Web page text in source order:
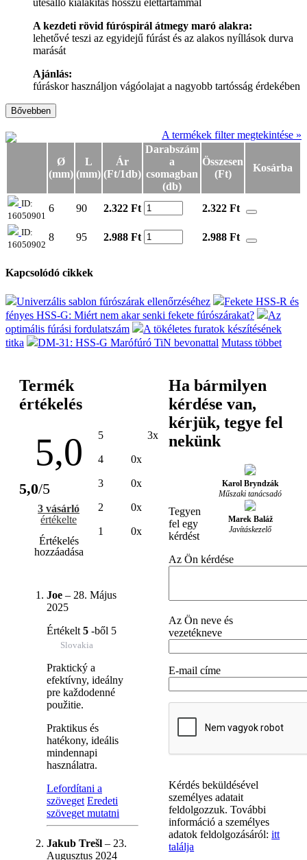
ütésálló kialakítás hosszú élettartammal
A kezdeti rövid fúróspirál átmegy maró alakra:
lehetővé teszi az egyidejű fúrást és az alakos nyíllások durva
marását
Ajánlás:
fúráskor használjon vágóolajat a nagyobb tartósság érdekében
Bővebben
A termékek filter megtekintése »
Ø
(mm)
L
(mm)
Ár
(Ft/1db)
Darabszám
a
csomagban
(db)
Összesen
(Ft)
Kosárba
ID:
16050901
6 90 2.322 Ft 2.322 Ft
ID:
16050902
8 95 2.988 Ft 2.988 Ft
Kapcsolódó cikkek
Univerzális sablon fúrószárak ellenőrzéséhez
Fekete HSS-R és
fényes HSS-G: Miért nem akar senki fekete fúrószárakat?
Az
optimális fúrási fordulatszám
A tökéletes furatok készítésének
titka
DM-31: HSS-G Marófúró TiN bevonattal Mutass többet
Termék
értékelés
5,0
5,0/5
3 vásárló
értékelte
Értékelés
hozzáadása
5 3x
4 0x
3 0x
2 0x
1 0x
Joe – 28. Május
2025
Értékelt5 -ből 5
Slovakia
Praktický a
efektívny, ideálny
pre každodenné
použitie.
Praktikus és
hatékony, ideális
mindennapi
használatra.
Lefordítani a
szöveget Eredeti
szöveget mutatni
Jakub Trešl – 23.
Augusztus 2024
Ha bármilyen
kérdése van,
kérjük, tegye fel
nekünk
Karol Bryndzák
Műszaki tanácsadó
Marek Baláž
Javításkezelő
Tegyen
fel egy
kérdést
Az Ön kérdése
Az Ön neve és
vezetékneve
E-mail címe
Kérdés beküldésével
személyes adatait
feldolgozzuk. További
információ a személyes
adatok feldolgozásáról:itt
találja